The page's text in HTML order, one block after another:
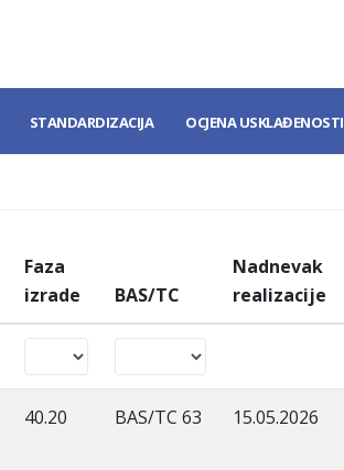
STANDARDIZACIJA OCJENA USKLAĐENOSTI
Faza
izrade
BAS/TC
Nadnevak
realizacije
40.20 BAS/TC 63 15.05.2026